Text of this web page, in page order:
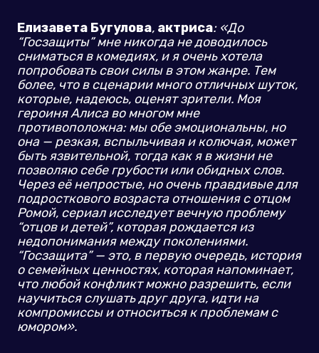
Елизавета Бугулова,актриса: «До
“Госзащиты” мне никогда не доводилось
сниматься в комедиях, и я очень хотела
попробовать свои силы в этом жанре. Тем
более, что в сценарии много отличных шуток,
которые, надеюсь, оценят зрители. Моя
героиня Алиса во многом мне
противоположна: мы обе эмоциональны, но
она — резкая, вспыльчивая и колючая, может
быть язвительной, тогда как я в жизни не
позволяю себе грубости или обидных слов.
Через её непростые, но очень правдивые для
подросткового возраста отношения с отцом
Ромой, сериал исследует вечную проблему
“отцов и детей”, которая рождается из
недопонимания между поколениями.
“Госзащита” — это, в первую очередь, история
о семейных ценностях, которая напоминает,
что любой конфликт можно разрешить, если
научиться слушать друг друга, идти на
компромиссы и относиться к проблемам с
юмором».